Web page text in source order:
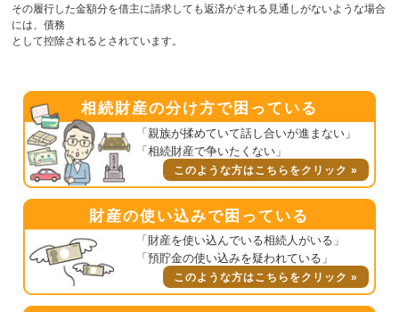
その履行した金額分を借主に請求しても返済がされる見通しがないような場合
には、債務
として控除されるとされています。
相続財産の分け方で困っている
「親族が揉めていて話し合いが進まない」
「相続財産で争いたくない」
このような方はこちらをクリック »
財産の使い込みで困っている
「財産を使い込んでいる相続人がいる」
「預貯金の使い込みを疑われている」
このような方はこちらをクリック »